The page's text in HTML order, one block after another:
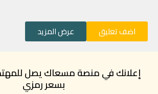
اضف تعليق عرض المزيد
إعلانك في منصة مسعاك يصل
بسعر رمزي